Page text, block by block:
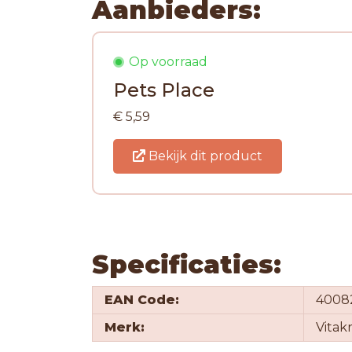
Aanbieders:
Op voorraad
Pets Place
€ 5,59
Bekijk dit product
Specificaties:
EAN Code:
Merk: